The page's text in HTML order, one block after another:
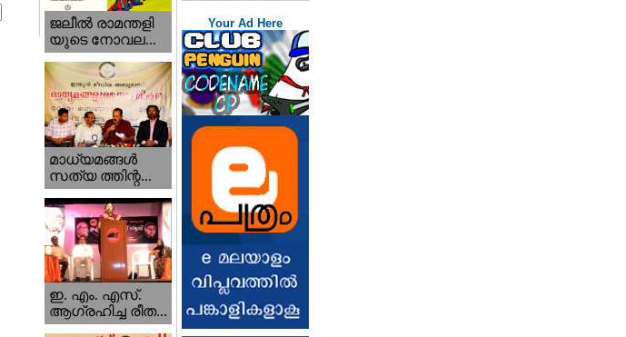
ജലീല്‍ രാമന്തളി
യുടെ നോവല...
മാധ്യമങ്ങള്‍
സത്യ ത്തിന്റ...
ഇ. എം. എസ്.
ആഗ്രഹിച്ച രീത...
Your Ad Here